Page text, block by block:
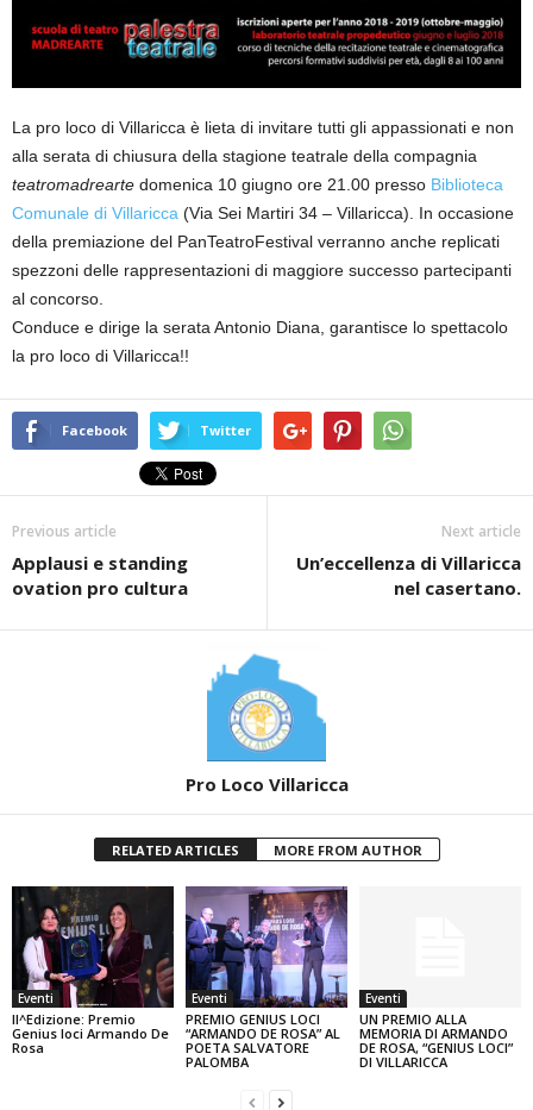
La pro loco di Villaricca è lieta di invitare tutti gli appassionati e non
alla serata di chiusura della stagione teatrale della compagnia
teatromadrearte domenica 10 giugno ore 21.00 presso Biblioteca
Comunale di Villaricca (Via Sei Martiri 34 – Villaricca). In occasione
della premiazione del PanTeatroFestival verranno anche replicati
spezzoni delle rappresentazioni di maggiore successo partecipanti
al concorso.
Conduce e dirige la serata Antonio Diana, garantisce lo spettacolo
la pro loco di Villaricca!!
Facebook Twitter
Previous article
Applausi e standing
ovation pro cultura
Next article
Un’eccellenza di Villaricca
nel casertano.
Pro Loco Villaricca
RELATED ARTICLES MORE FROM AUTHOR
Eventi
II^Edizione: Premio
Genius loci Armando De
Rosa
Eventi
PREMIO GENIUS LOCI
“ARMANDO DE ROSA” AL
POETA SALVATORE
PALOMBA
Eventi
UN PREMIO ALLA
MEMORIA DI ARMANDO
DE ROSA, “GENIUS LOCI”
DI VILLARICCA